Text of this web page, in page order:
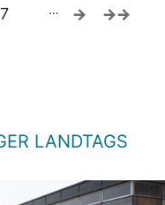
7 …
LANDTAGS